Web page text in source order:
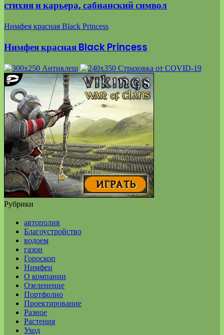
стихия и карьера, сабианский символ
Нимфея красная Black Princess
Нимфея красная Black Princess
Рубрики
автополив
Благоустройство
водоем
газон
Гороскоп
Нимфеи
О компании
Озеленение
Портфолио
Проектирование
Разное
Растения
Уход